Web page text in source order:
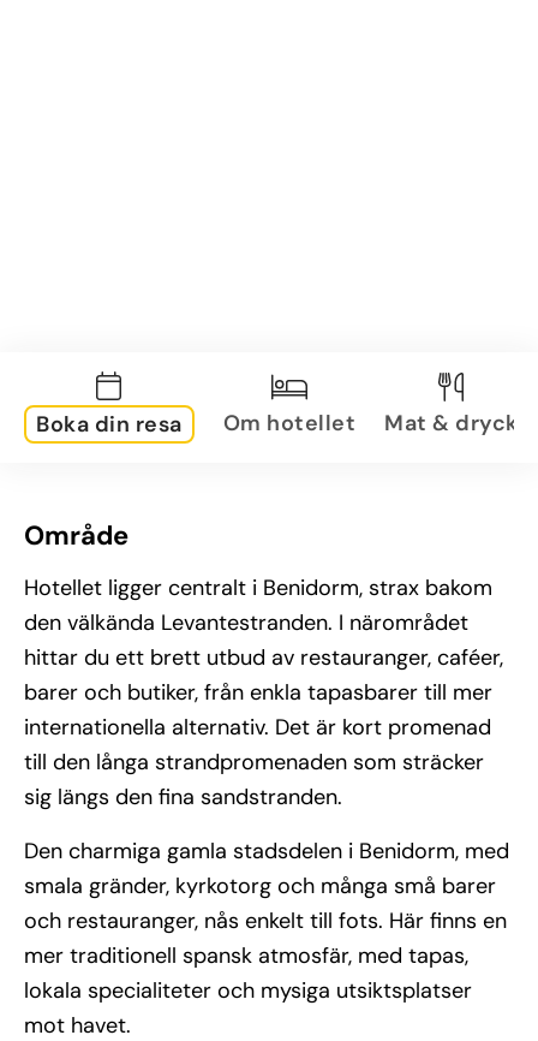
Boka din resa Om hotellet Mat & dryck
Område
Hotellet ligger centralt i Benidorm, strax bakom
den välkända Levantestranden. I närområdet
hittar du ett brett utbud av restauranger, caféer,
barer och butiker, från enkla tapasbarer till mer
internationella alternativ. Det är kort promenad
till den långa strandpromenaden som sträcker
sig längs den fina sandstranden.
Den charmiga gamla stadsdelen i Benidorm, med
smala gränder, kyrkotorg och många små barer
och restauranger, nås enkelt till fots. Här finns en
mer traditionell spansk atmosfär, med tapas,
lokala specialiteter och mysiga utsiktsplatser
mot havet.